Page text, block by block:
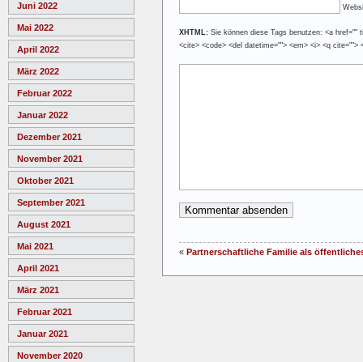
Juni 2022
Mai 2022
April 2022
März 2022
Februar 2022
Januar 2022
Dezember 2021
November 2021
Oktober 2021
September 2021
August 2021
Mai 2021
April 2021
März 2021
Februar 2021
Januar 2021
November 2020
XHTML: Sie können diese Tags benutzen: <a href=""
<cite> <code> <del datetime=""> <em> <i> <q cite="">
« Partnerschaftliche Familie als